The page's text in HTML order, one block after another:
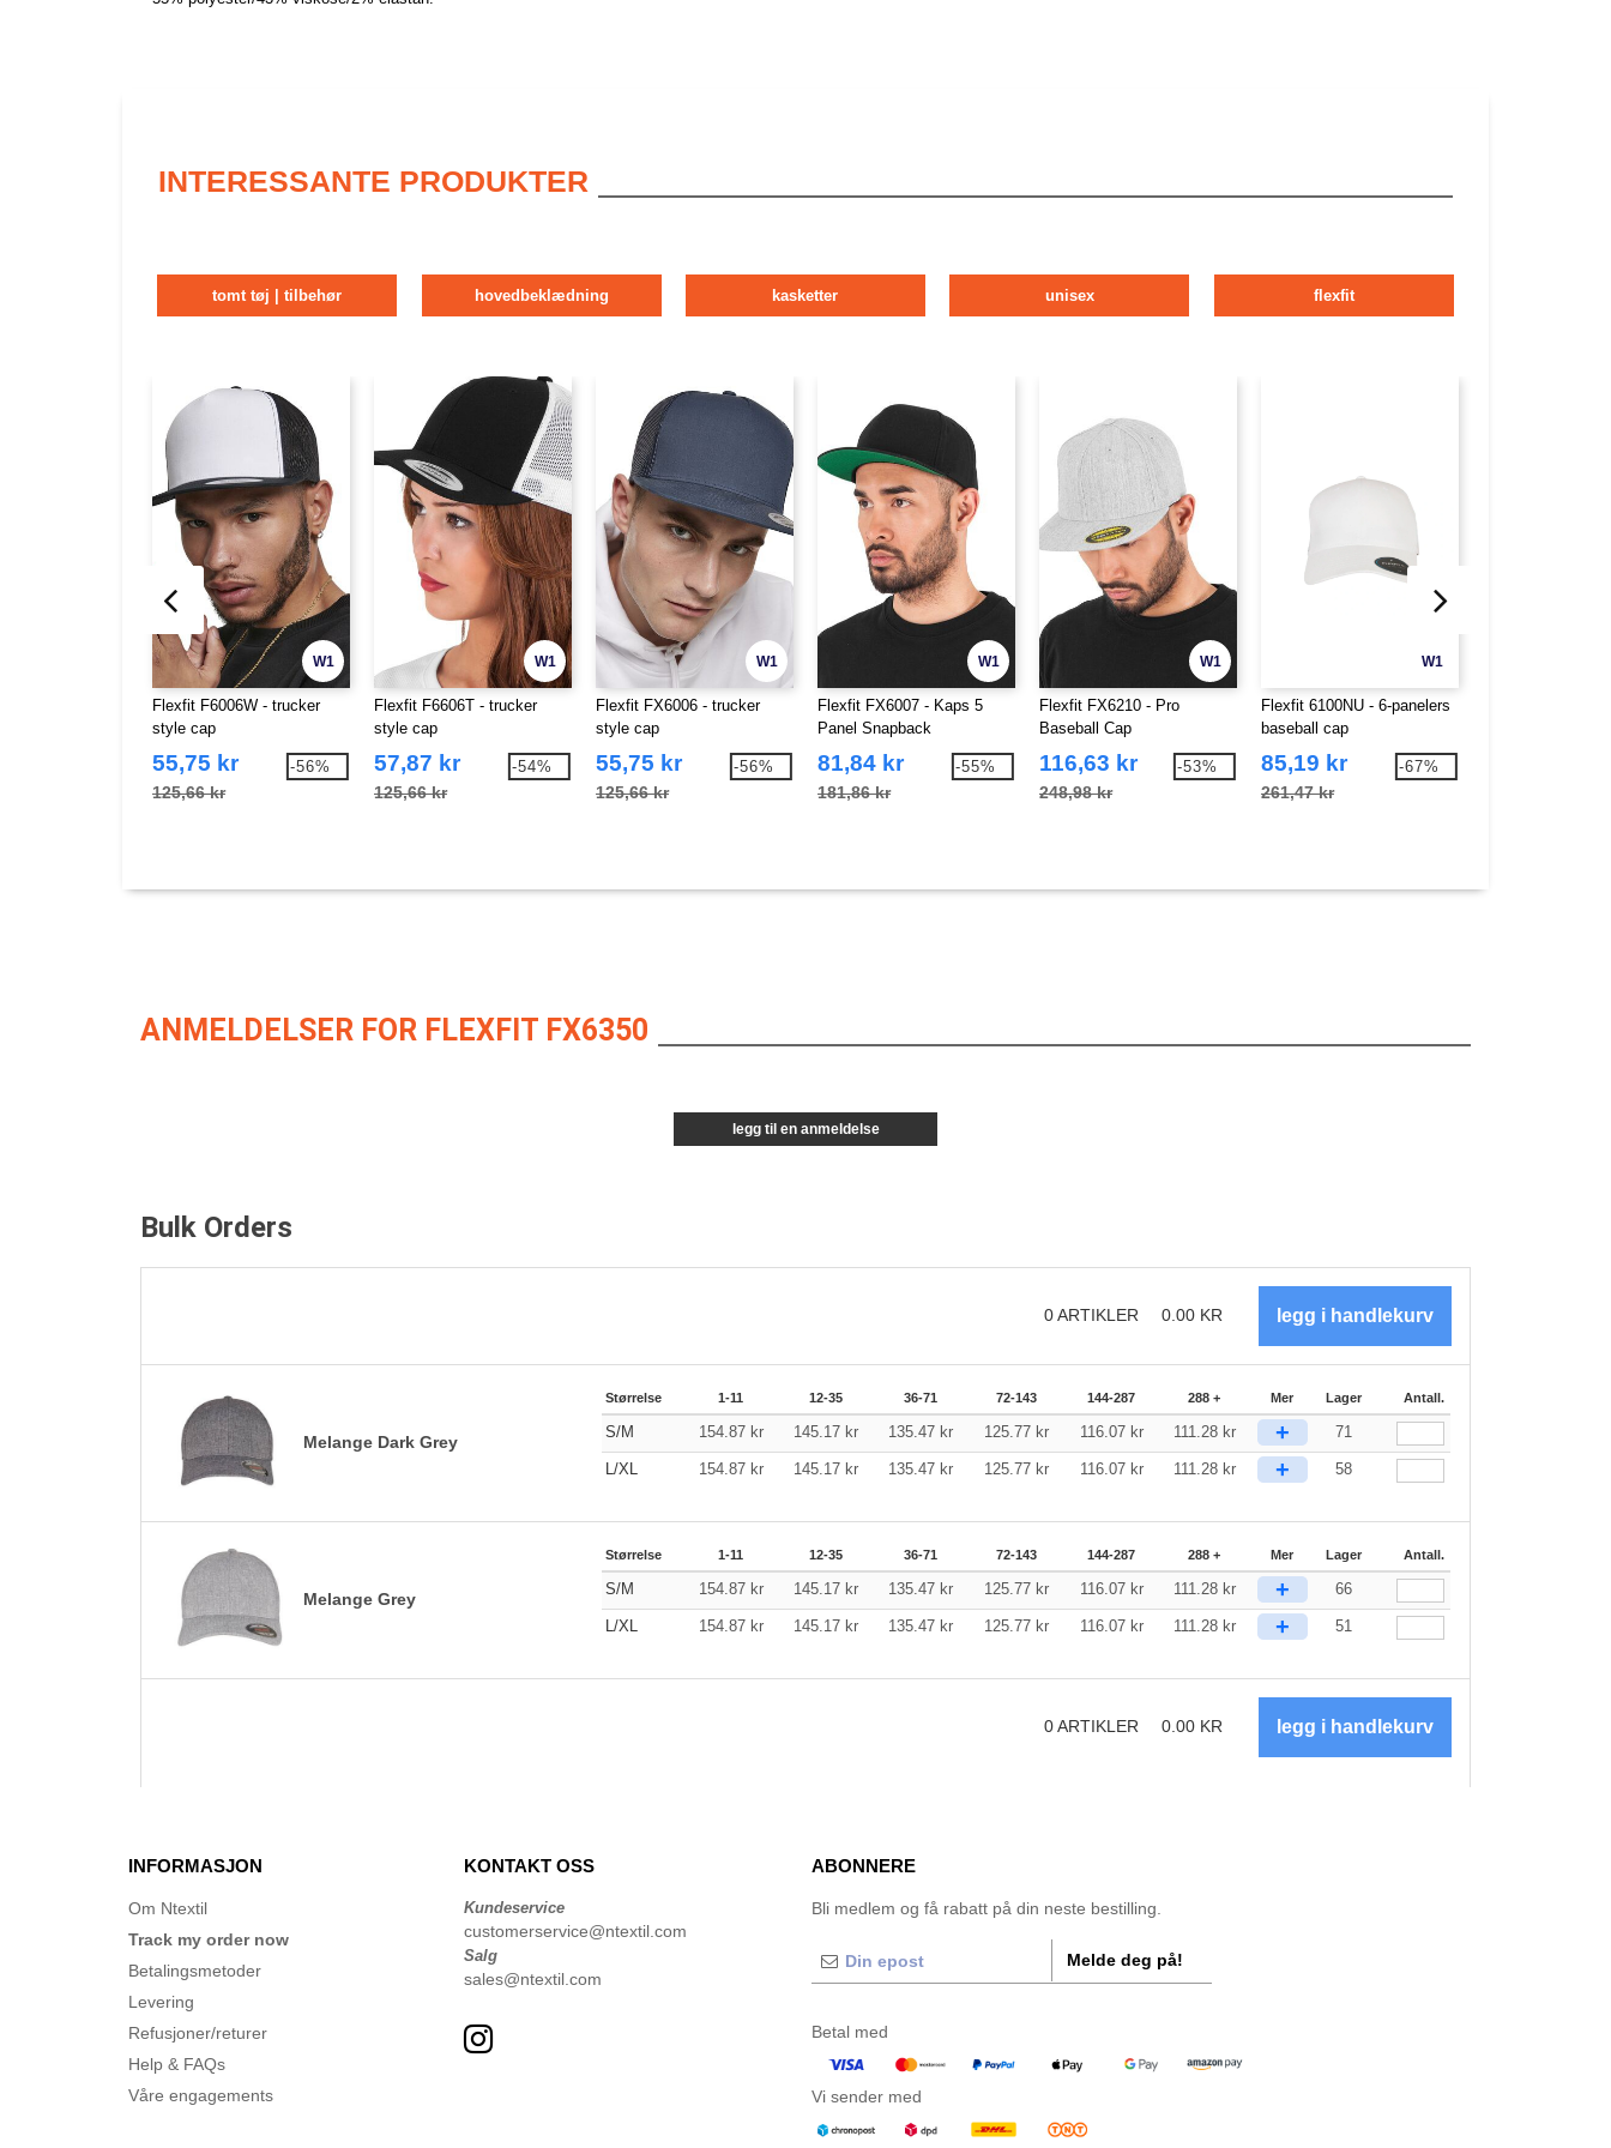
INTERESSANTE PRODUKTER
tomt tøj | tilbehør hovedbeklædning kasketter unisex flexfit
W1
Flexfit F6006W - trucker
style cap
55,75 kr
125,66 kr
-56%
W1
Flexfit F6606T - trucker
style cap
57,87 kr
125,66 kr
-54%
W1
Flexfit FX6006 - trucker
style cap
55,75 kr
125,66 kr
-56%
W1
Flexfit FX6007 - Kaps 5
Panel Snapback
81,84 kr
181,86 kr
-55%
W1
Flexfit FX6210 - Pro
Baseball Cap
116,63 kr
248,98 kr
-53%
W1
Flexfit 6100NU - 6-panelers
baseball cap
85,19 kr
261,47 kr
-67%
ANMELDELSER FOR FLEXFIT FX6350
legg til en anmeldelse
Bulk Orders
0ARTIKLER 0.00 KR
Melange Dark Grey
Størrelse 1-11 12-35 36-71 72-143 144-287 288 + Mer Lager Antall.
S/M 154.87 kr 145.17 kr 135.47 kr 125.77 kr 116.07 kr 111.28 kr + 71
L/XL 154.87 kr 145.17 kr 135.47 kr 125.77 kr 116.07 kr 111.28 kr + 58
Melange Grey
Størrelse 1-11 12-35 36-71 72-143 144-287 288 + Mer Lager Antall.
S/M 154.87 kr 145.17 kr 135.47 kr 125.77 kr 116.07 kr 111.28 kr + 66
L/XL 154.87 kr 145.17 kr 135.47 kr 125.77 kr 116.07 kr 111.28 kr + 51
0ARTIKLER 0.00 KR
INFORMASJON
Om Ntextil
Track my order now
Betalingsmetoder
Levering
Refusjoner/returer
Help & FAQs
Våre engagements
KONTAKT OSS
Kundeservice
customerservice@ntextil.com
Salg
sales@ntextil.com
ABONNERE
Bli medlem og få rabatt på din neste bestilling.
Melde deg på!
Betal med
Vi sender med